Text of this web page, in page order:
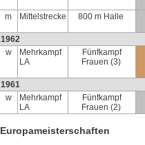
m Mittelstrecke 800 m Halle
1962
w
Mehrkampf
LA
Fünfkampf
Frauen (3)
1961
w
Mehrkampf
LA
Fünfkampf
Frauen (2)
Europameisterschaften